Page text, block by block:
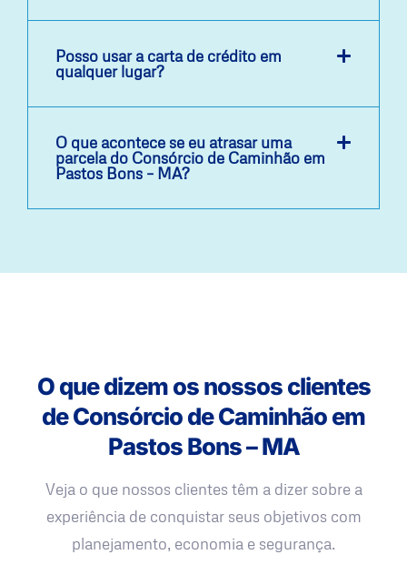
Posso usar a carta de crédito em
qualquer lugar?
O que acontece se eu atrasar uma
parcela do Consórcio de Caminhão em
Pastos Bons – MA?
O que dizem os nossos clientes
de Consórcio de Caminhão em
Pastos Bons – MA
Veja o que nossos clientes têm a dizer sobre a
experiência de conquistar seus objetivos com
planejamento, economia e segurança.